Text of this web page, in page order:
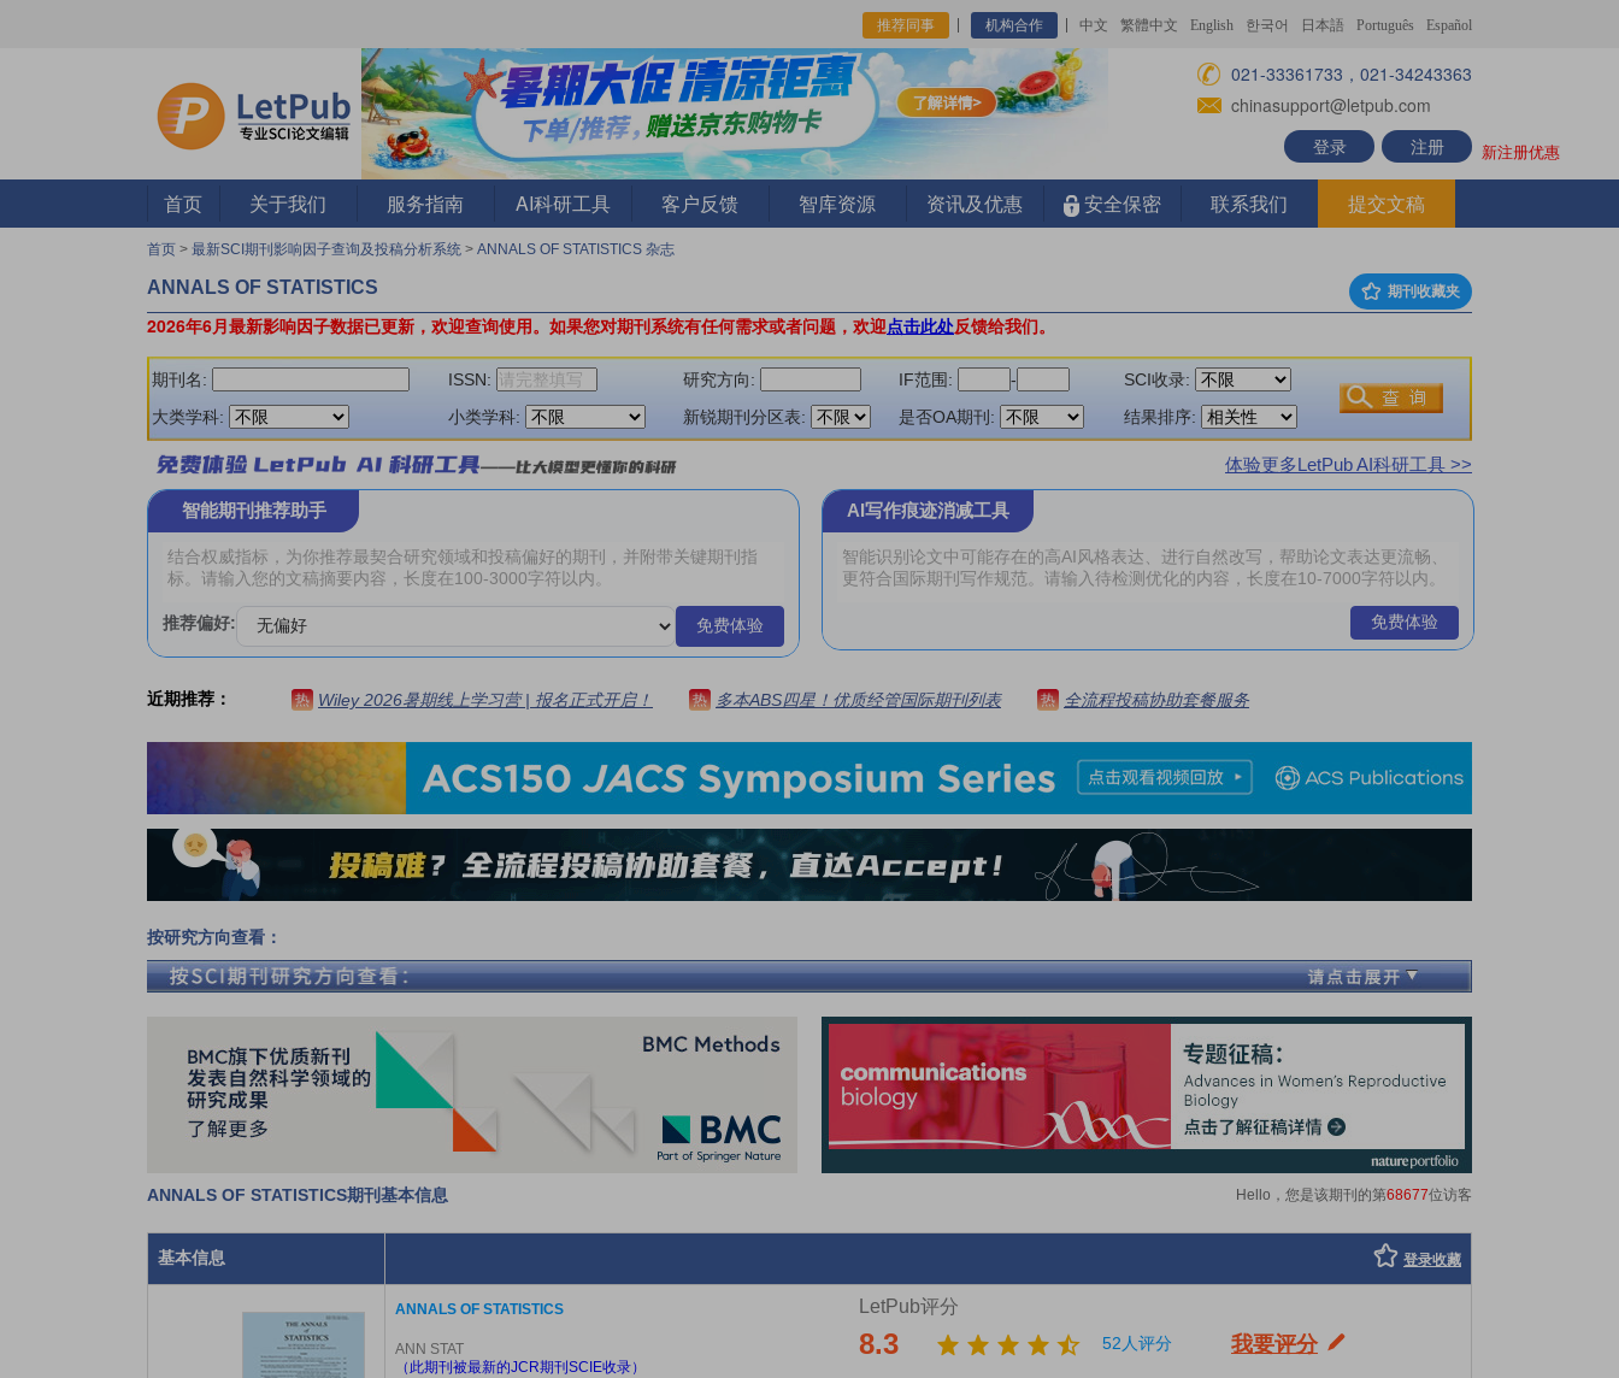
推荐同事 机构合作 中文 繁體中文 English 한국어 日本語 Português Español
021-33361733，021-34243363
chinasupport@letpub.com
登录
注册 新注册优惠
首页 关于我们 服务指南 AI科研工具 客户反馈 智库资源 资讯及优惠 安全保密 联系我们 提交文稿
首页 > 最新SCI期刊影响因子查询及投稿分析系统 > ANNALS OF STATISTICS 杂志
ANNALS OF STATISTICS 期刊收藏夹
2026年6月最新影响因子数据已更新，欢迎查询使用。 如果您对期刊系统有任何需求或者问题，欢迎点击此处反馈给我们。
期刊名: ISSN: 研究方向: IF范围: -
SCI收录:
大类学科:
小类学科: 新锐期刊分区表: 是否OA期刊: 结果排序:
体验更多LetPub AI科研工具 >>
智能期刊推荐助手
推荐偏好: 免费体验
AI写作痕迹消减工具
免费体验
近期推荐： 热 Wiley 2026暑期线上学习营 | 报名正式开启！ 热 多本ABS四星！优质经管国际期刊列表 热 全流程投稿协助套餐服务
按研究方向查看：
ANNALS OF STATISTICS期刊基本信息 Hello，您是该期刊的第68677位访客
基本信息 登录收藏
ANNALS OF STATISTICS
ANN STAT
（此期刊被最新的JCR期刊SCIE收录）
LetPub评分
8.3 52人评分 我要评分